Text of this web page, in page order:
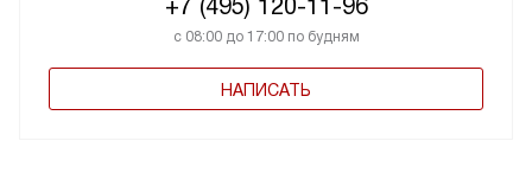
+7 (495) 120-11-96
с 08:00 до 17:00 по будням
НАПИСАТЬ